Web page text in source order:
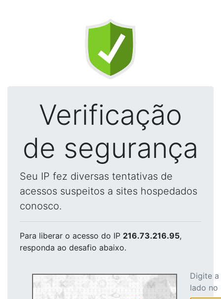
Verificação
de segurança
Seu IP fez diversas tentativas de
acessos suspeitos a sites hospedados
conosco.
Para liberar o acesso do IP 216.73.216.95,
responda ao desafio abaixo.
Digite
lado no